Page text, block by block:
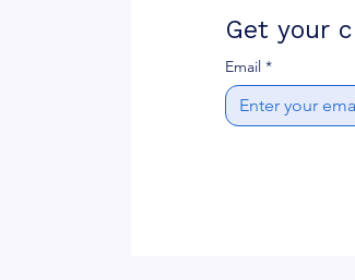
Get your
Email *